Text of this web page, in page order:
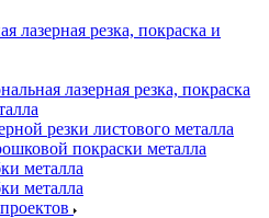
лазерная резка, покраска и
лазерная резка, покраска
резки листового металла
покраски металла
металла
металла